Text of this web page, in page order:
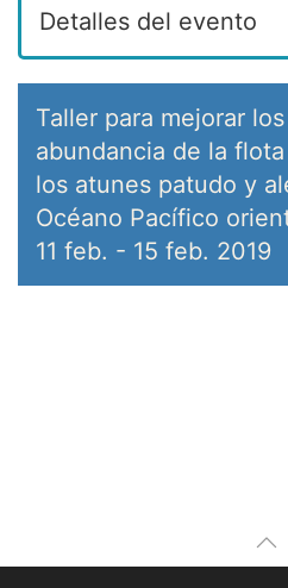
Detalles del evento
Taller para mejorar
abundancia de la
los atunes patudo y
Océano Pacífico
11 feb. - 15 feb. 2019